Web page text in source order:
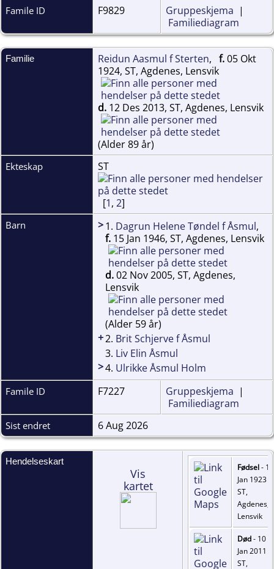
Famile ID F9829 Gruppeskjema |
Familiediagram
Familie Reidun Aasmul f Sterten, f.05 Okt
1924, ST, Agdenes, Lensvik
d. 12 Des 2013, ST, Agdenes, Lensvik
(Alder 89 år)
Ekteskap ST
[1, 2]
Barn >1. Dagrun Helene Tøndel f Åsmul,
f. 15 Jan 1946, ST, Agdenes, Lensvik
d.02 Nov 2005, ST, Agdenes,
Lensvik
(Alder 59 år)
+2. Brit Schjerve f Åsmul
3. Liv Elin Åsmul
>4. Ulrikke Åsmul Holm
Famile ID F7227 Gruppeskjema |
Familiediagram
Sist endret 6 Aug 2026
Hendelseskart
Vis
kartet
Fødsel- 12
Jan 1923 -
ST,
Agdenes,
Lensvik
Død- 10
Jan 2011 -
ST,